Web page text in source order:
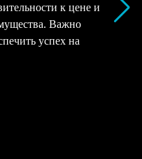
к цене и
Важно
успех на